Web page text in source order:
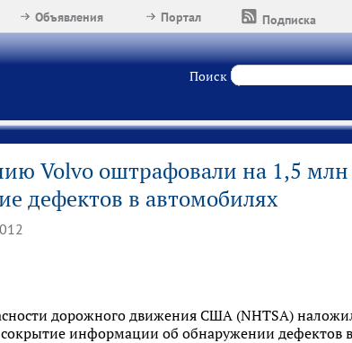
Подписка
Портал
Объявления
Поиск
Volvo оштрафовали на 1,5 млн
дефектов в автомобилях
дорожного движения США (NHTSA)
информации об обнаружении дефектов